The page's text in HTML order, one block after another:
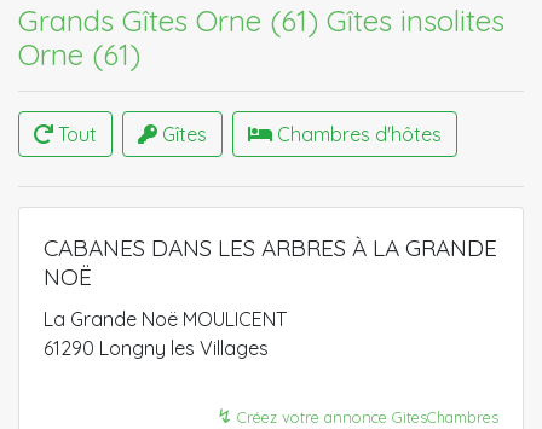
Grands Gîtes Orne (61) Gîtes insolites
Orne (61)
Tout Gîtes Chambres d'hôtes
CABANES DANS LES ARBRES À LA GRANDE
NOË
La Grande Noë MOULICENT
61290 Longny les Villages
↯ Créez votre annonce GitesChambres